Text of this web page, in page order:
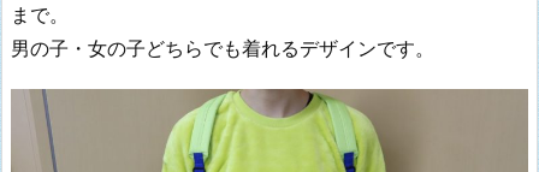
まで。
男の子・女の子どちらでも着れるデザインです。